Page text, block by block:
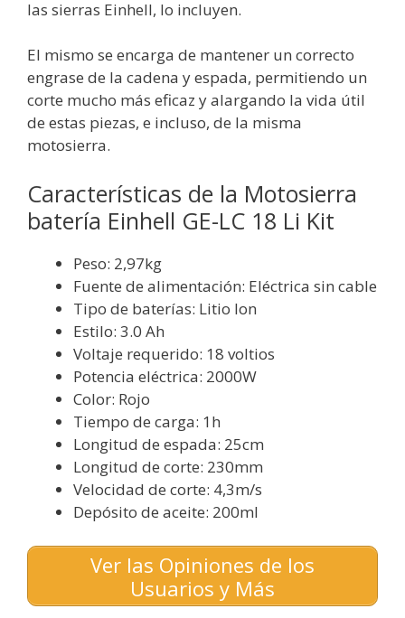
las sierras Einhell, lo incluyen.
El mismo se encarga de mantener un correcto
engrase de la cadena y espada, permitiendo un
corte mucho más eficaz y alargando la vida útil
de estas piezas, e incluso, de la misma
motosierra.
Características de la Motosierra
batería Einhell GE-LC 18 Li Kit
Peso: 2,97kg
Fuente de alimentación: Eléctrica sin cable
Tipo de baterías: Litio Ion
Estilo: 3.0 Ah
Voltaje requerido: 18 voltios
Potencia eléctrica: 2000W
Color: Rojo
Tiempo de carga: 1h
Longitud de espada: 25cm
Longitud de corte: 230mm
Velocidad de corte: 4,3m/s
Depósito de aceite: 200ml
Ver las Opiniones de los
Usuarios y Más